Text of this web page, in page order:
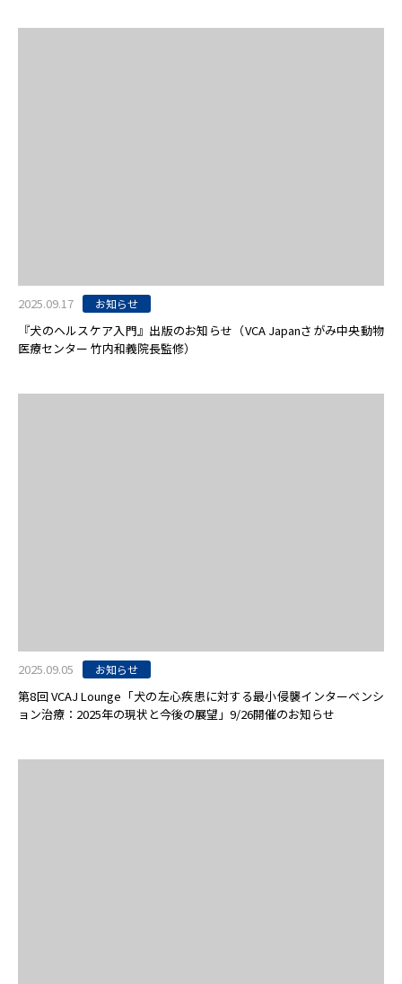
2025.09.17 お知らせ
『犬のヘルスケア入門』出版のお知らせ（VCA Japanさがみ中央動物
医療センター 竹内和義院長監修）
2025.09.05 お知らせ
第8回 VCAJ Lounge「犬の左心疾患に対する最小侵襲インターベンシ
ョン治療：2025年の現状と今後の展望」9/26開催のお知らせ